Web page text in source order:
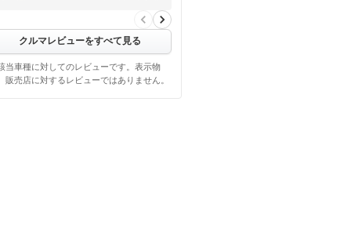
クルマレビューをすべて見る
当車種に対してのレビューです。表示物
販売店に対するレビューではありません。